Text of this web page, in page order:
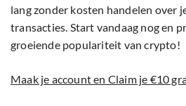
lang zonder kosten handelen over
transacties. Start vandaag nog en
groeiende populariteit van crypto!
Maak je account en Claim je €10